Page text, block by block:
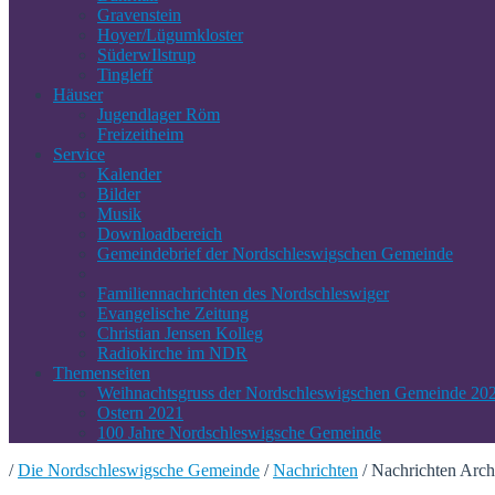
Gravenstein
Hoyer/Lügumkloster
SüderwIlstrup
Tingleff
Häuser
Jugendlager Röm
Freizeitheim
Service
Kalender
Bilder
Musik
Downloadbereich
Gemeindebrief der Nordschleswigschen Gemeinde
Familiennachrichten des Nordschleswiger
Evangelische Zeitung
Christian Jensen Kolleg
Radiokirche im NDR
Themenseiten
Weihnachtsgruss der Nordschleswigschen Gemeinde
Ostern 2021
100 Jahre Nordschleswigsche Gemeinde
/ Die Nordschleswigsche Gemeinde / Nachrichten /Nachrichten